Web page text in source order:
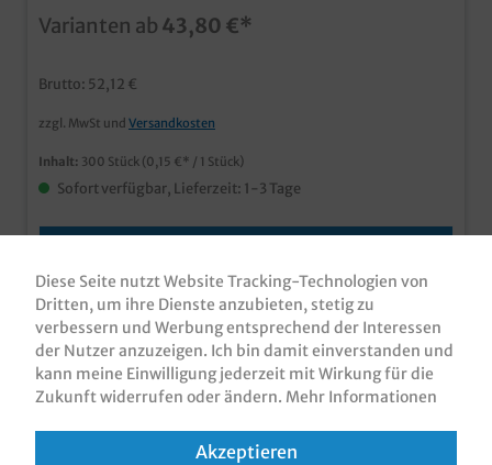
Papier mit Kordelgriff ideal für den anspruchsvollen
bestellbar ab 5000 Stück auch individuell bedruckbar,
Varianten ab 43,80 €*
Brutto: 52,12 €
zzgl. MwSt und Versandkosten
Inhalt: 300 Stück (0,15 €* / 1 Stück)
Sofort verfügbar, Lieferzeit: 1-3 Tage
Diese Seite nutzt Website Tracking-Technologien von
Dritten, um ihre Dienste anzubieten, stetig zu
verbessern und Werbung entsprechend der Interessen
der Nutzer anzuzeigen. Ich bin damit einverstanden und
kann meine Einwilligung jederzeit mit Wirkung für die
Zukunft widerrufen oder ändern. Mehr Informationen
Akzeptieren